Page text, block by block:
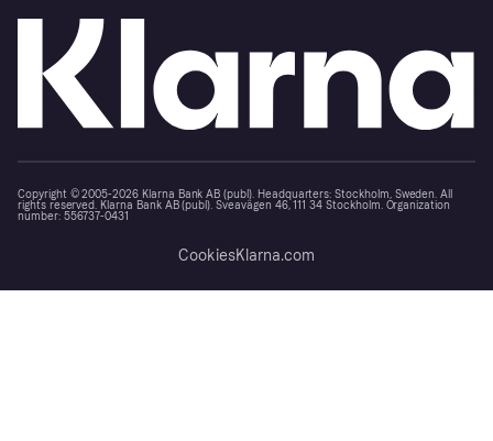
Copyright © 2005-2026 Klarna Bank AB (publ). Headquarters: Stockholm, Sweden. All
rights reserved. Klarna Bank AB (publ). Sveavägen 46, 111 34 Stockholm. Organization
number: 556737-0431
CookiesKlarna.com